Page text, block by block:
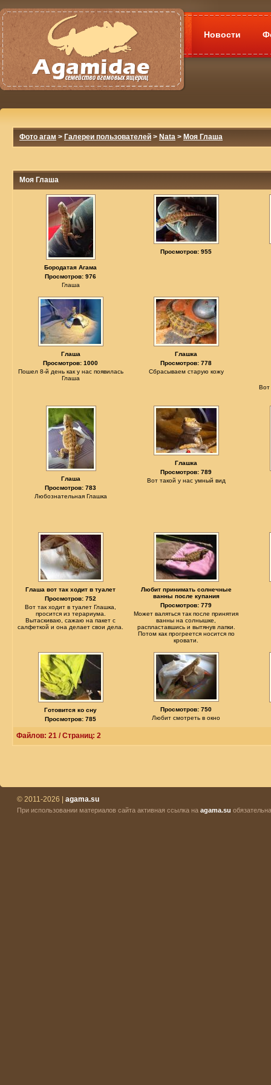
Новости
Фото агам > Галереи пользователей > Nata > Моя Глаша
Моя Глаша
Бородатая Агама
Просмотров: 976
Глаша
Просмотров: 955
Глаша
Просмотров: 1000
Пошел 8-й день как у нас появилась
Глаша
Глашка
Просмотров: 778
Сбрасываем старую кожу
Вот
Глаша
Просмотров: 783
Любознательная Глашка
Глашка
Просмотров: 789
Вот такой у нас умный вид
Глаша вот так ходит в туалет
Просмотров: 752
Вот так ходит в туалет Глашка,
просится из терариума.
Вытаскиваю, сажаю на пакет с
салфеткой и она делает свои дела.
Любит принимать солнечные
ванны после купания
Просмотров: 779
Может валяться так после принятия
ванны на солнышке,
распластавшись и вытянув лапки.
Потом как прогреется носится по
кровати.
Готовится ко сну
Просмотров: 785
Просмотров: 750
Любит смотреть в окно
Файлов: 21 / Страниц: 2
© 2011-2026 | agama.su
При использовании материалов сайта активная ссылка на agama.su